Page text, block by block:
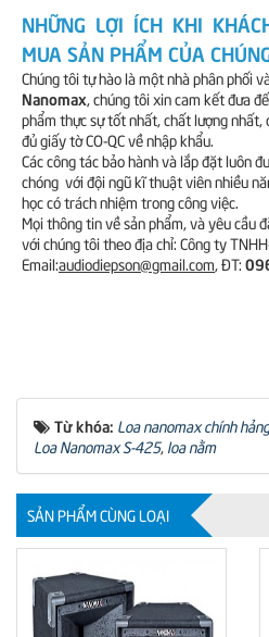
NHỮNG LỢI ÍCH KHI
MUA SẢN PHẨM CỦA
Chúng tôi tự hào là một nhà phân phối
Nanomax, chúng tôi xin cam kết đưa
phẩm thực sự tốt nhất, chất lượng nhất,
đủ giấy tờ CO-QC về nhập khẩu.
Các công tác bảo hành và lắp đặt luôn
chóng với đội ngũ kĩ thuật viên nhiều
học có trách nhiệm trong công việc.
Mọi thông tin về sản phẩm, và yêu cầu
với chúng tôi theo địa chỉ: Công ty
Email:audiodiepson@gmail.com, ĐT:
Từ khóa: Loa nanomax chính hảng
Loa Nanomax S-425, loa nằm
SẢN PHẨM CÙNG LOẠI